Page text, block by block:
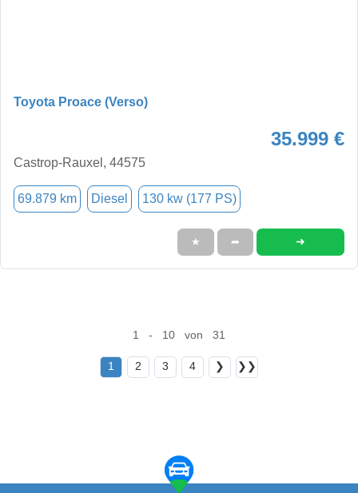
Toyota Proace (Verso)
35.999 €
Castrop-Rauxel, 44575
69.879 km Diesel 130 kw (177 PS)
★ ➦ ➜
1 - 10 von 31
1 2 3 4 ❯ ❯❯